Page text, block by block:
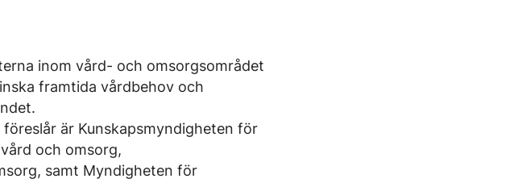
inom vård- och omsorgsområdet
framtida vårdbehov och
är Kunskapsmyndigheten för
och omsorg,
samt Myndigheten för